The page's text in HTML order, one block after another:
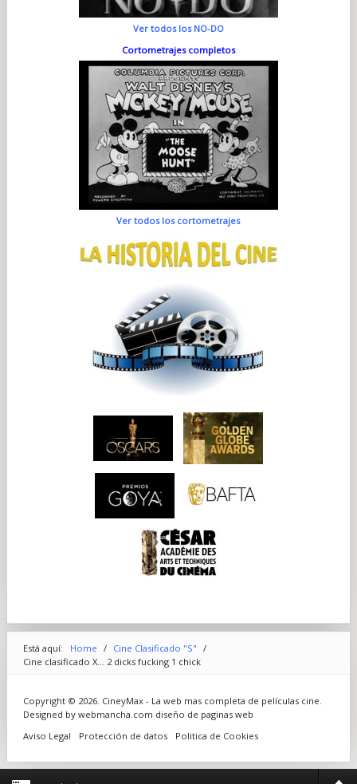
Ver todos los NO-DO
Cortometrajes completos
Ver todos los cortometrajes
Está aquí: Home / Cine Clasificado "S" /
Cine clasificado X... 2 dicks fucking 1 chick
Copyright © 2026. CineyMax - La web mas completa de películas cine.
Designed by webmancha.com diseño de paginas web
Aviso Legal
Protección de datos Politica de Cookies